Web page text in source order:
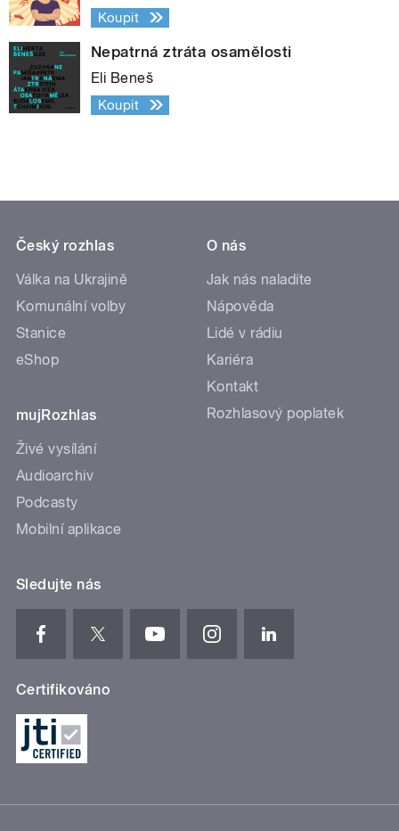
Koupit
Nepatrná ztráta osamělosti
Eli Beneš
Koupit
Český rozhlas
Válka na Ukrajině
Komunální volby
Stanice
eShop
mujRozhlas
Živé vysílání
Audioarchiv
Podcasty
Mobilní aplikace
O nás
Jak nás naladíte
Nápověda
Lidé v rádiu
Kariéra
Kontakt
Rozhlasový poplatek
Sledujte nás
Certifikováno